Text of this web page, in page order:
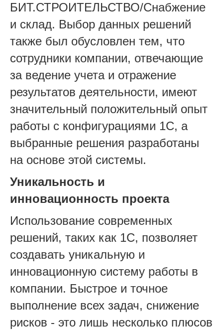
БИТ.СТРОИТЕЛЬСТВО/Снабжение
и склад. Выбор данных решений
также был обусловлен тем, что
сотрудники компании, отвечающие
за ведение учета и отражение
результатов деятельности, имеют
значительный положительный опыт
работы с конфигурациями 1С, а
выбранные решения разработаны
на основе этой системы.
Уникальность и
инновационность проекта
Использование современных
решений, таких как 1С, позволяет
создавать уникальную и
инновационную систему работы в
компании. Быстрое и точное
выполнение всех задач, снижение
рисков - это лишь несколько плюсов